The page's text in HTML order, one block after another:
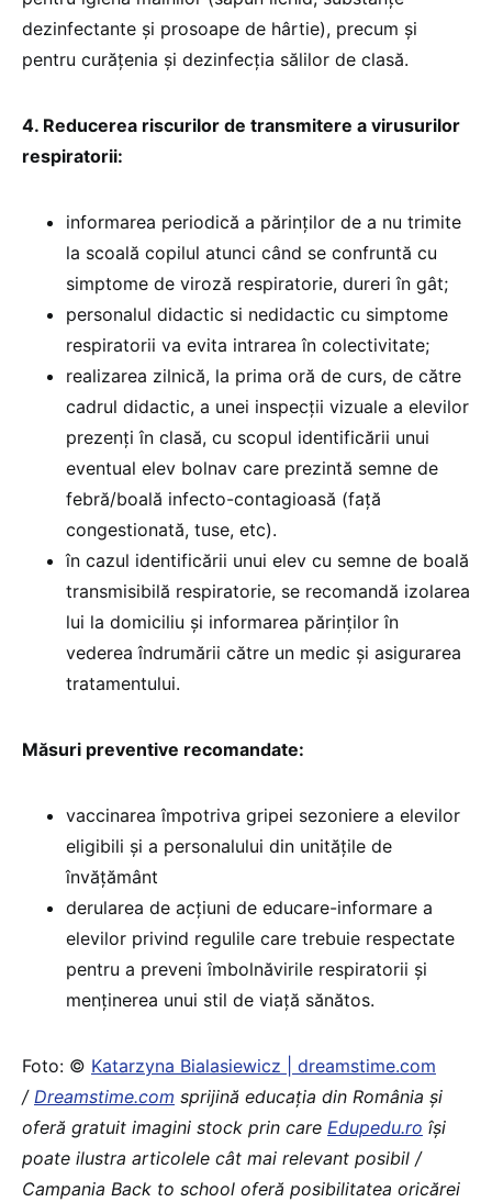
dezinfectante și prosoape de hârtie), precum și
pentru curățenia și dezinfecția sălilor de clasă.
4. Reducerea riscurilor de transmitere a virusurilor
respiratorii:
informarea periodică a părinților de a nu trimite
la scoală copilul atunci când se confruntă cu
simptome de viroză respiratorie, dureri în gât;
personalul didactic si nedidactic cu simptome
respiratorii va evita intrarea în colectivitate;
realizarea zilnică, la prima oră de curs, de către
cadrul didactic, a unei inspecţii vizuale a elevilor
prezenți în clasă, cu scopul identificării unui
eventual elev bolnav care prezintă semne de
febră/boală infecto-contagioasă (față
congestionată, tuse, etc).
în cazul identificării unui elev cu semne de boală
transmisibilă respiratorie, se recomandă izolarea
lui la domiciliu și informarea părinților în
vederea îndrumării către un medic și asigurarea
tratamentului.
Măsuri preventive recomandate:
vaccinarea împotriva gripei sezoniere a elevilor
eligibili și a personalului din unitățile de
învățământ
derularea de acțiuni de educare-informare a
elevilor privind regulile care trebuie respectate
pentru a preveni îmbolnăvirile respiratorii și
menținerea unui stil de viață sănătos.
Foto: © Katarzyna Bialasiewicz | dreamstime.com
/ Dreamstime.com sprijină educaţia din România şi
oferă gratuit imagini stock prin care Edupedu.ro îşi
poate ilustra articolele cât mai relevant posibil /
Campania Back to school oferă posibilitatea oricărei